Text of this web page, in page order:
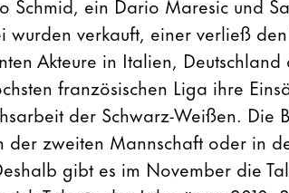
verkauft, einer verließ
Akteure in Italien,
französischen Liga ihre
der Schwarz-Weißen. Die
zweiten Mannschaft oder in
gibt es im November die